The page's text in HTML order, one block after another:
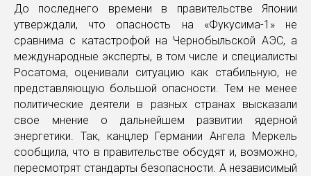
До последнего времени в правительстве Японии
утверждали, что опасность на «Фукусима-1» не
сравнима с катастрофой на Чернобыльской АЭС, а
международные эксперты, в том числе и специалисты
Росатома, оценивали ситуацию как стабильную, не
представляющую большой опасности. Тем не менее
политические деятели в разных странах высказали
свое мнение о дальнейшем развитии ядерной
энергетики. Так, канцлер Германии Ангела Меркель
сообщила, что в правительстве обсудят и, возможно,
пересмотрят стандарты безопасности. А независимый